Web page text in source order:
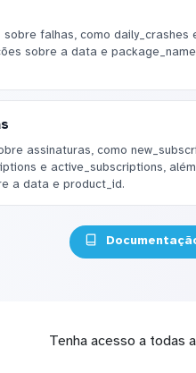
falhas, como daily_crashes
sobre a data e
assinaturas, como
e active_subscriptions,
a data e product_id.
Tenha acesso a todas